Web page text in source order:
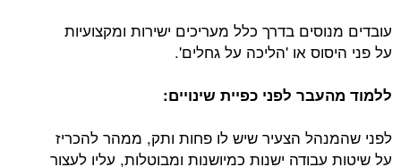
עובדים מנוסים בדרך כלל מעריכים ישירות ומקצועיות
על פני היסוס או 'הליכה על גחלים'.
ללמוד מהעבר לפני כפיית שינויים:
לפני שהמנהל הצעיר שיש לו פחות ותק, ממהר להכריז
על שיטות עבודה ישנות כמיושנות ומבוטלות, עליו לעצור